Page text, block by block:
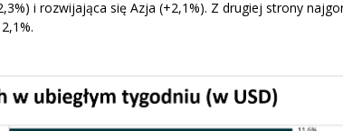
i rozwijająca się Azja (+2,1%). Z drugiej strony